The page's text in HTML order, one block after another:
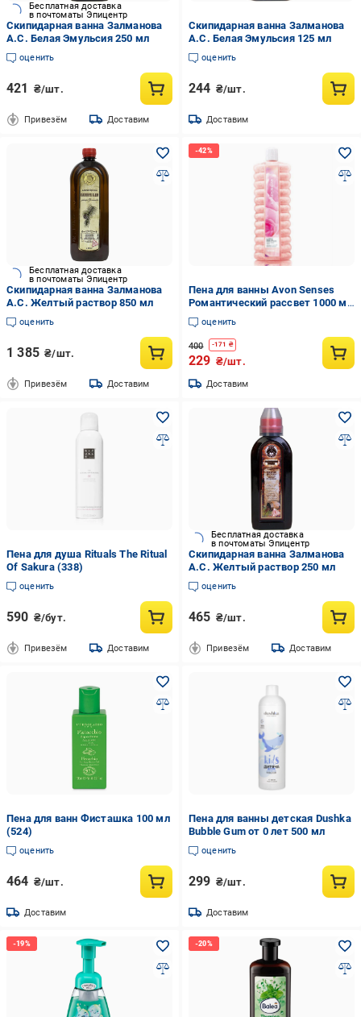
Бесплатная доставка
в почтоматы Эпицентр
Скипидарная ванна Залманова
А.С. Белая Эмульсия 250 мл
оценить
421 ₴/шт.
Привезём Доставим
Скипидарная ванна Залманова
А.С. Белая Эмульсия 125 мл
оценить
244 ₴/шт.
Доставим
Бесплатная доставка
в почтоматы Эпицентр
Скипидарная ванна Залманова
А.С. Желтый раствор 850 мл
оценить
1 385 ₴/шт.
Привезём Доставим
Пена для ванны Avon Senses
Романтический рассвет 1000 мл
(AV15275)
оценить
400 -171 ₴
229 ₴/шт.
Доставим
Пена для душа Rituals The Ritual
Of Sakura (338)
оценить
590 ₴/бут.
Привезём Доставим
Бесплатная доставка
в почтоматы Эпицентр
Скипидарная ванна Залманова
А.С. Желтый раствор 250 мл
оценить
465 ₴/шт.
Привезём Доставим
Пена для ванн Фисташка 100 мл
(524)
оценить
464 ₴/шт.
Доставим
Пена для ванны детская Dushka
Bubble Gum от 0 лет 500 мл
оценить
299 ₴/шт.
Доставим